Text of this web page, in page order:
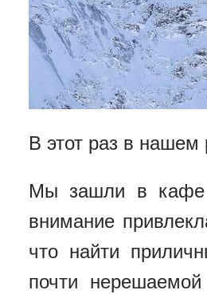
В этот раз в нашем
Мы зашли в кафе
внимание
что найти
почти